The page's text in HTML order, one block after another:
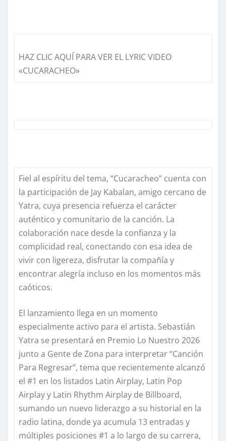
HAZ CLIC AQUÍ PARA VER EL LYRIC VIDEO
«CUCARACHEO»
Fiel al espíritu del tema, “Cucaracheo” cuenta con
la participación de Jay Kabalan, amigo cercano de
Yatra, cuya presencia refuerza el carácter
auténtico y comunitario de la canción. La
colaboración nace desde la confianza y la
complicidad real, conectando con esa idea de
vivir con ligereza, disfrutar la compañía y
encontrar alegría incluso en los momentos más
caóticos.
El lanzamiento llega en un momento
especialmente activo para el artista. Sebastián
Yatra se presentará en Premio Lo Nuestro 2026
junto a Gente de Zona para interpretar“Canción
Para Regresar”, tema que recientemente alcanzó
el #1 en los listados Latin Airplay, Latin Pop
Airplayy Latin Rhythm Airplay de Billboard,
sumando un nuevo liderazgo a su historial en la
radio latina, donde ya acumula 13 entradas y
múltiples posiciones #1 a lo largo de su carrera,